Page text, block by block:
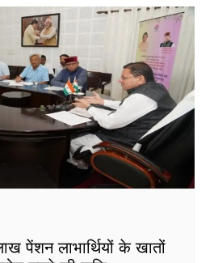
पेंशन लाभार्थियों के खातों